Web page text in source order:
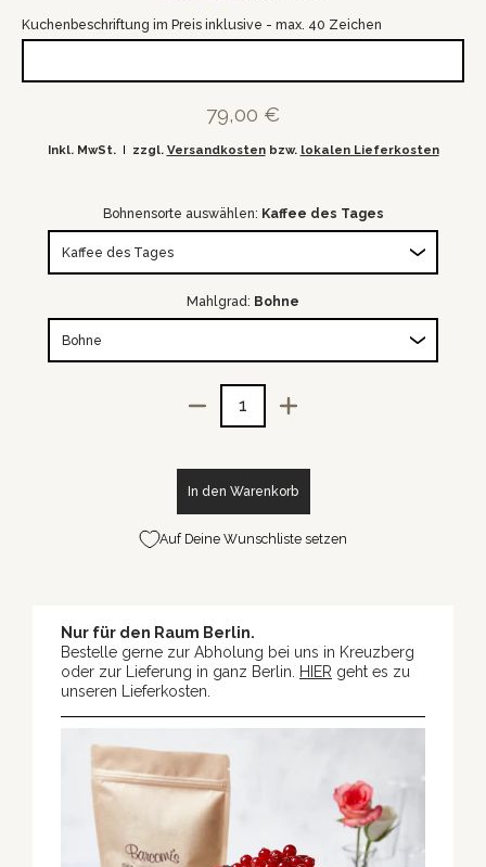
Kuchenbeschriftung im Preis inklusive - max. 40 Zeichen
79,00 €
Inkl. MwSt. zzgl. Versandkostenbzw. lokalen Lieferkosten
Bohnensorte auswählen: Kaffee des Tages
Mahlgrad: Bohne
In den Warenkorb
Auf Deine Wunschliste setzen
Nur für den Raum Berlin.
Bestelle gerne zur Abholung bei uns in Kreuzberg
oder zur Lieferung in ganz Berlin. HIER geht es zu
unseren Lieferkosten.